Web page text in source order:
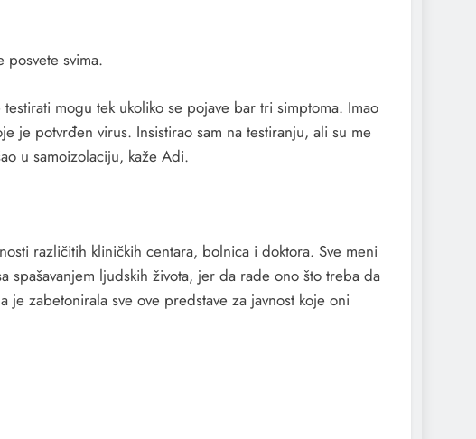
posvete svima.
mogu tek ukoliko se pojave bar tri simptoma. Imao
je potvrđen virus. Insistirao sam na testiranju, ali su me
u samoizolaciju, kaže Adi.
različitih kliničkih centara, bolnica i doktora. Sve meni
spašavanjem ljudskih života, jer da rade ono što treba da
zabetonirala sve ove predstave za javnost koje oni